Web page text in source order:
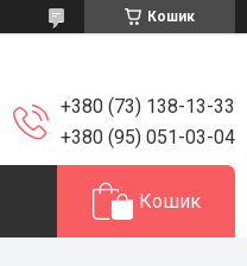
Кошик
+380 (73) 138-13-33
+380 (95) 051-03-04
Кошик